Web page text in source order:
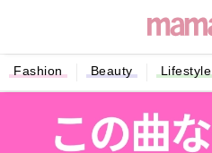
Fashion Beauty Lifestyle